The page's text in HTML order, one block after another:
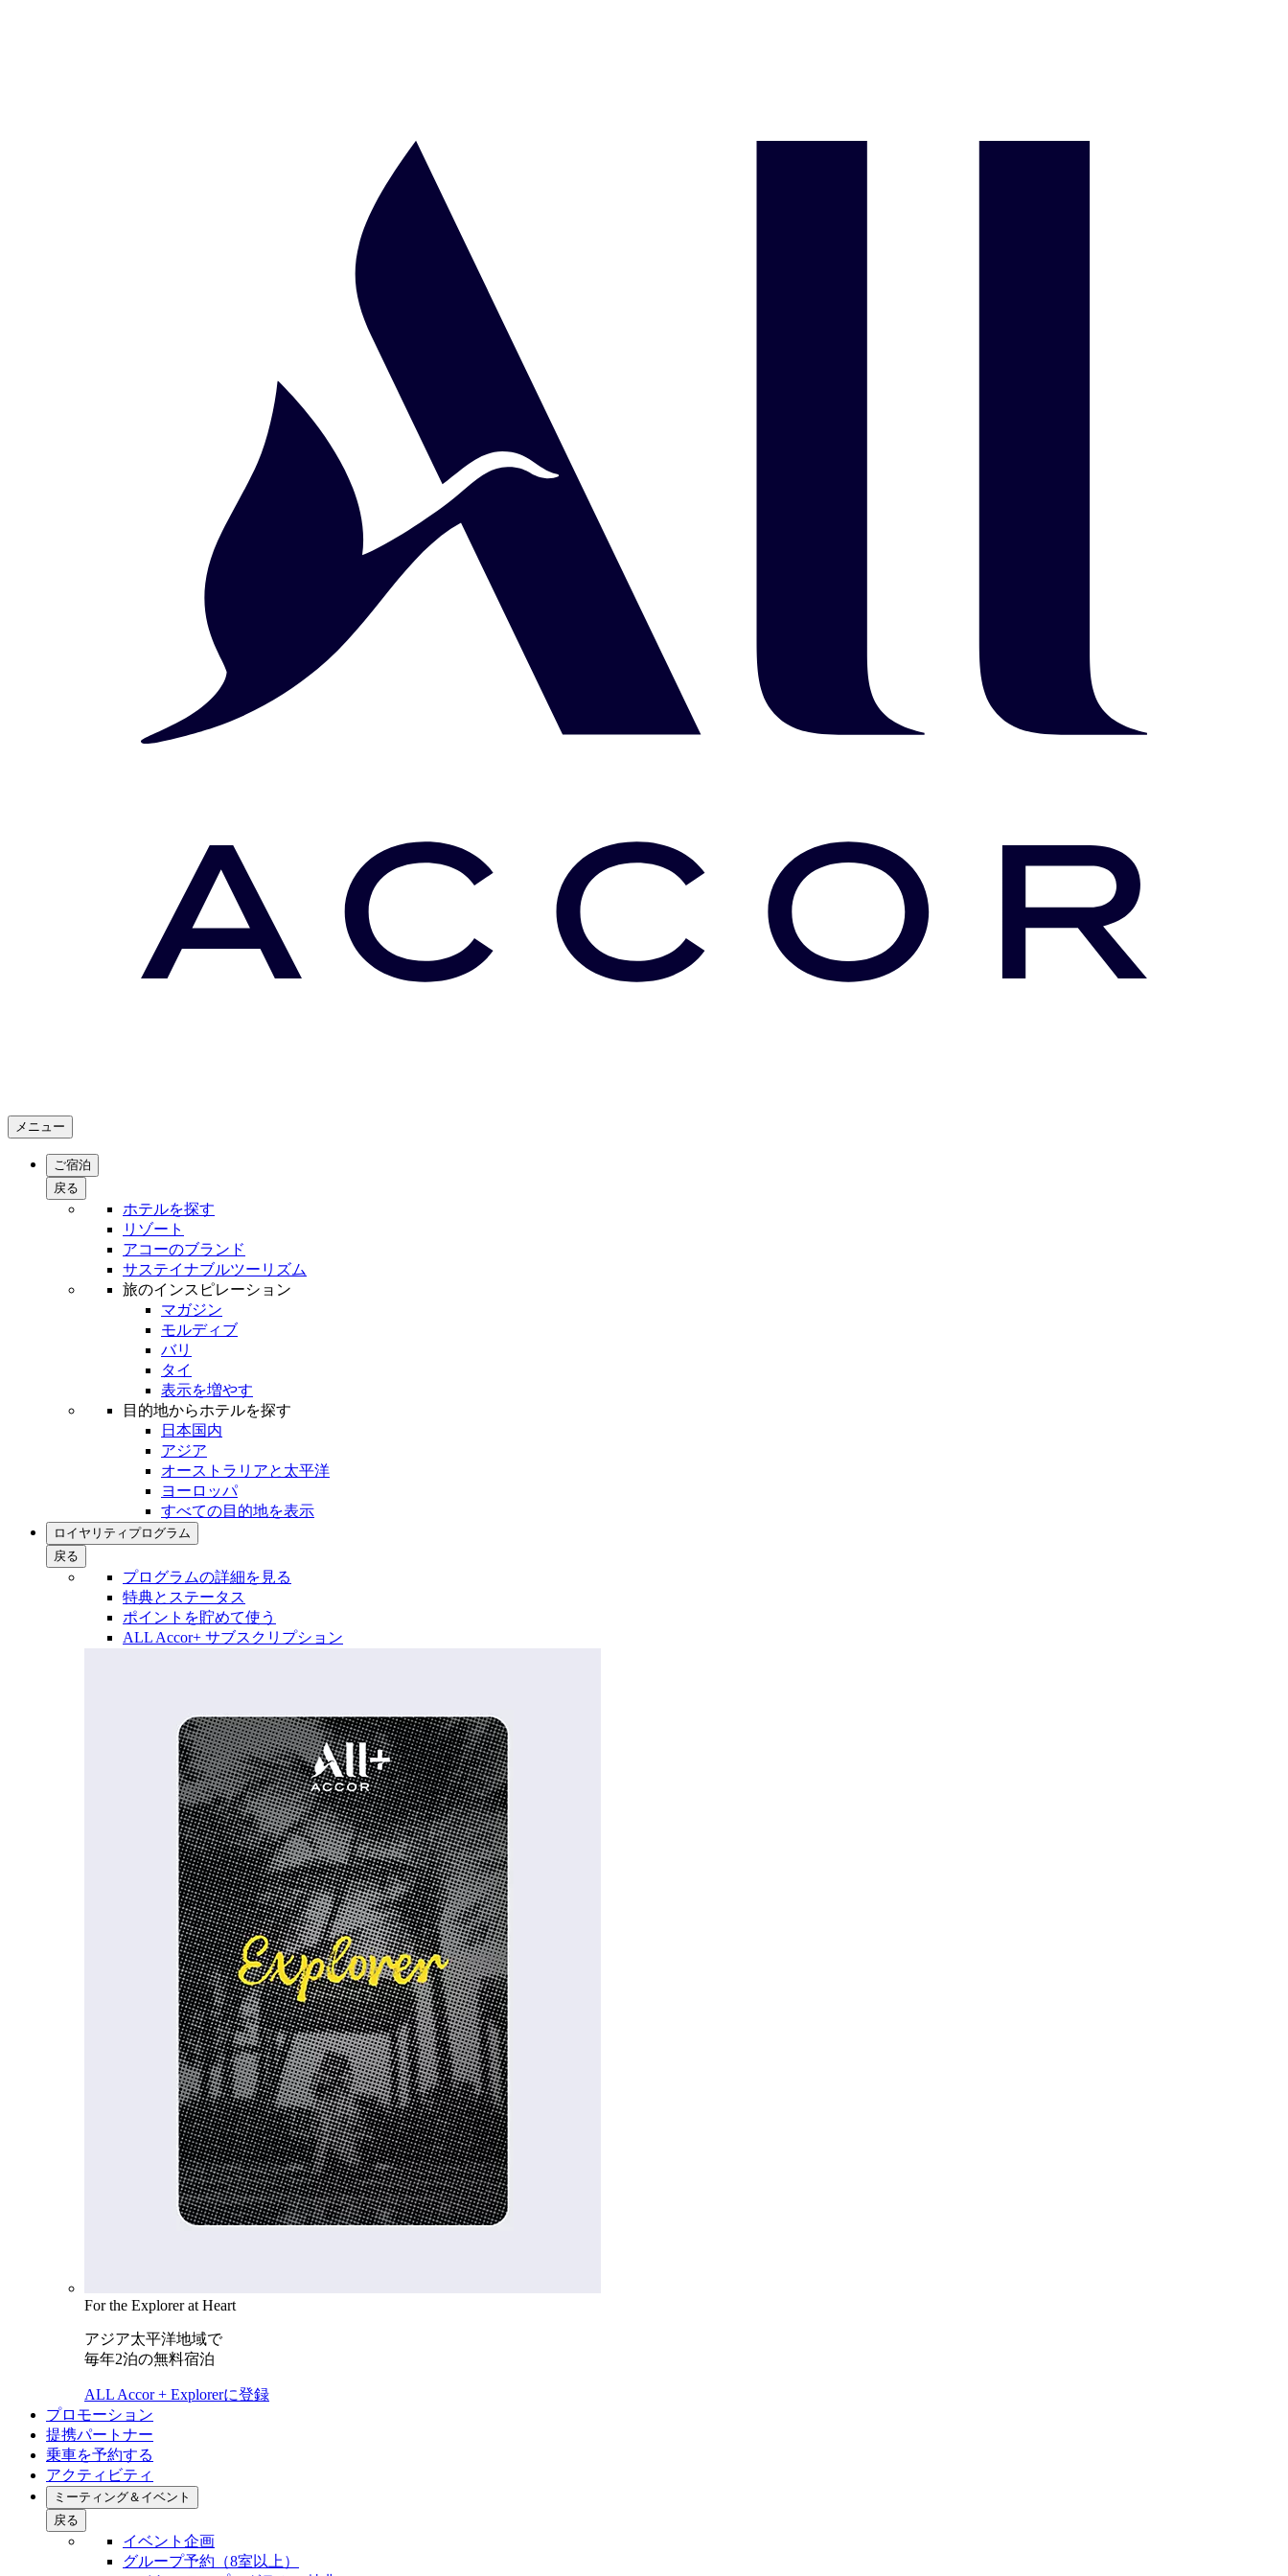
メニュー
ご宿泊
戻る
ホテルを探す
リゾート
アコーのブランド
サステイナブルツーリズム
旅のインスピレーション
マガジン
モルディブ
バリ
タイ
表示を増やす
目的地からホテルを探す
日本国内
アジア
オーストラリアと太平洋
ヨーロッパ
すべての目的地を表示
ロイヤリティプログラム
戻る
プログラムの詳細を見る
特典とステータス
ポイントを貯めて使う
ALL Accor+ サブスクリプション
For the Explorer at Heart
アジア太平洋地域で
毎年2泊の無料宿泊
ALL Accor + Explorerに登録
プロモーション
提携パートナー
乗車を予約する
アクティビティ
ミーティング＆イベント
戻る
イベント企画
グループ予約（8室以上）